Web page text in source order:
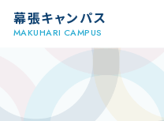
幕張キャンパス
MAKUHARI CAMPUS